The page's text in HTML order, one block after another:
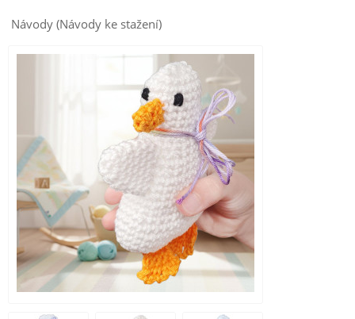
Návody (Návody ke stažení)